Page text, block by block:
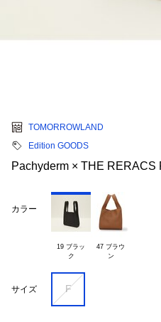
TOMORROWLAND
Edition GOODS
Pachyderm × THE RERACS
カラー
19 ブラッ
47 ブラウ
サイズ F